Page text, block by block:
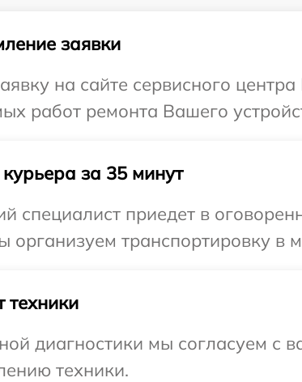
заявки
на сайте сервисного
работ ремонта Вашего
за 35 минут
специалист приедет в
организуем транспортировку в
техники
диагностики мы согласуем с
техники.